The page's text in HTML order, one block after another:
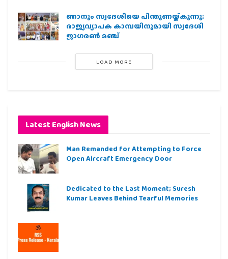
ഞാനും സ്വദേശിയെ പിന്തുണയ്ക്കുന്നു;
രാജ്യവ്യാപക കാമ്പയിനുമായി സ്വദേശി
ജാഗരണ്‍ മഞ്ച്
LOAD MORE
Latest English News
Man Remanded for Attempting to Force
Open Aircraft Emergency Door
Dedicated to the Last Moment; Suresh
Kumar Leaves Behind Tearful Memories